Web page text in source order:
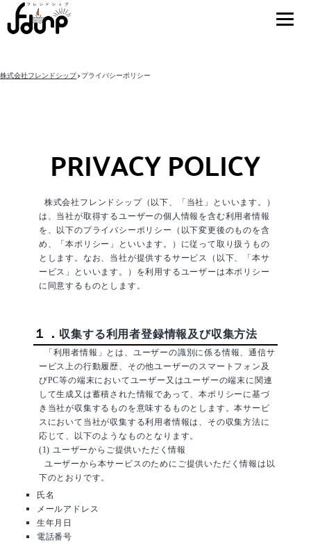
株式会社フレンドシップ>プライバシーポリシー
PRIVACY POLICY
株式会社フレンドシップ（以下、「当社」といいます。）
は、当社が取得するユーザーの個人情報を含む利用者情報
を、以下のプライバシーポリシー（以下変更後のものを含
め、「本ポリシー」といいます。）に従って取り扱うもの
とします。なお、当社が提供するサービス（以下、「本サ
ービス」といいます。）を利用するユーザーは本ポリシー
に同意するものとします。
１． 収集する利用者登録情報及び収集方法
「利用者情報」とは、ユーザーの識別に係る情報、通信サ
ービス上の行動履歴、その他ユーザーのスマートフォン及
びPC等の端末においてユーザー又はユーザーの端末に関連
して生成又は蓄積された情報であって、本ポリシーに基づ
き当社が収集するものを意味するものとします。本サービ
スにおいて当社が収集する利用者情報は、その収集方法に
応じて、以下のようなものとなります。
(1) ユーザーからご提供いただく情報
ユーザーから本サービスのためにご提供いただく情報は以
下のとおりです。
氏名
メールアドレス
生年月日
電話番号